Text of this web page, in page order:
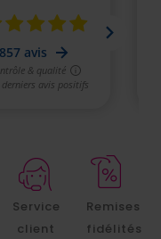
Service
client
Remises
fidélités